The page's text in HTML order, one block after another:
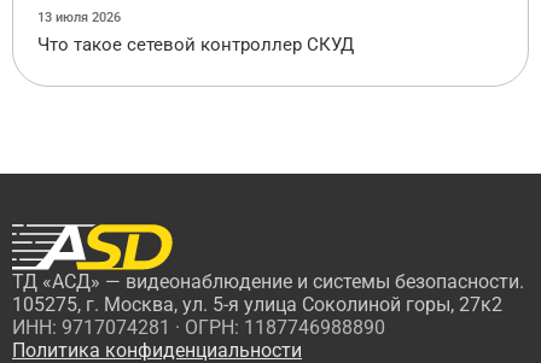
13 июля 2026
Что такое сетевой контроллер СКУД
ТД «АСД» — видеонаблюдение и системы безопасности.
105275, г. Москва, ул. 5-я улица Соколиной горы, 27к2
ИНН: 9717074281 · ОГРН: 1187746988890
Политика конфиденциальности